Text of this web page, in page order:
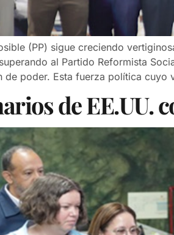
(PP) sigue creciendo
al Partido Reformista
de poder. Esta fuerza política cuyo
de EE.UU.